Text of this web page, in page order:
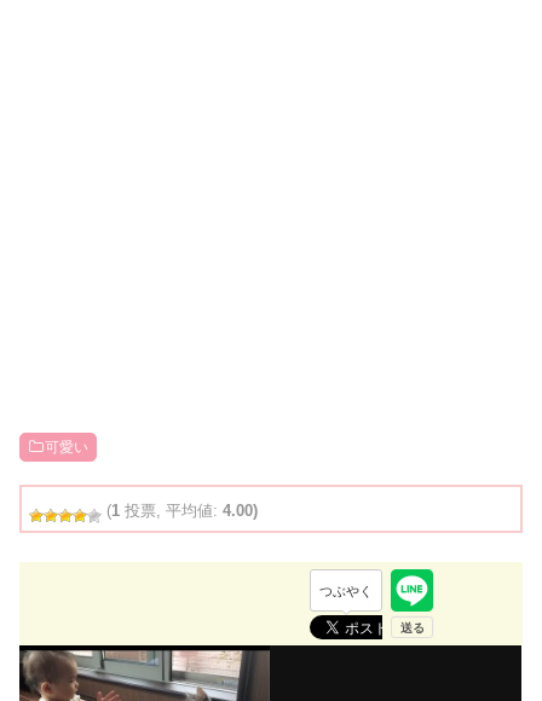
可愛い
(1 投票, 平均値:4.00)
つぶやく